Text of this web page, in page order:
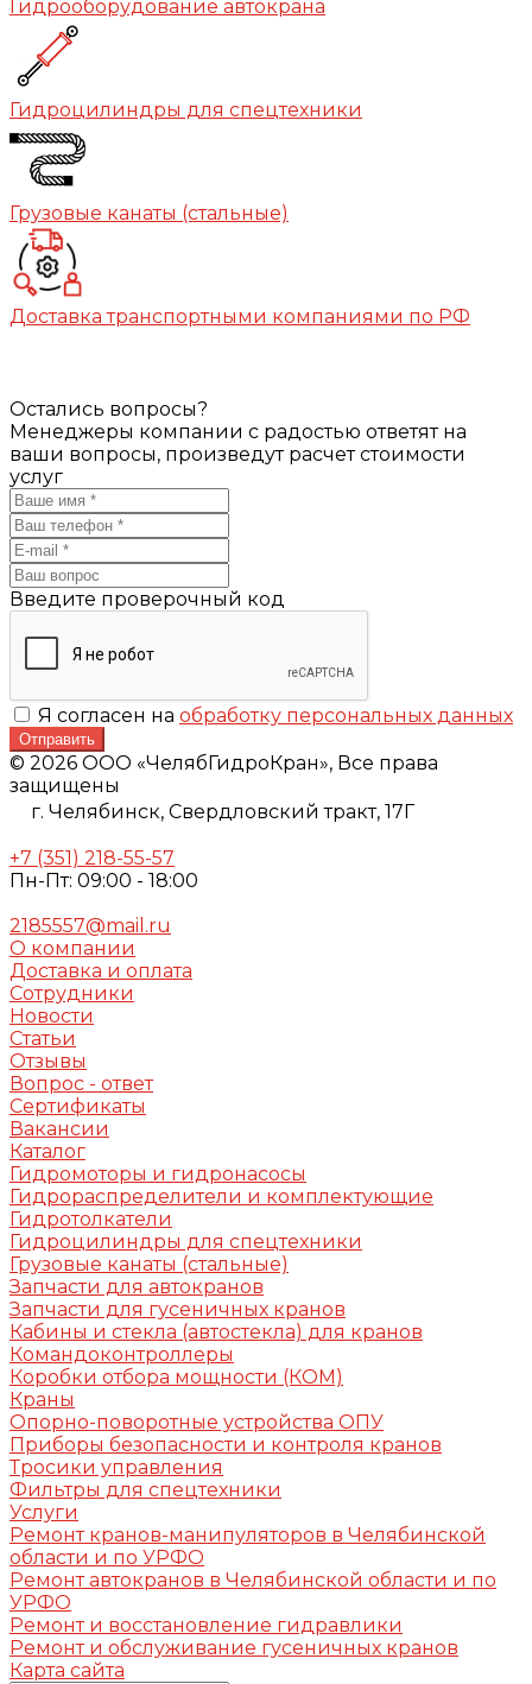
Гидрооборудование автокрана
Гидроцилиндры для спецтехники
Грузовые канаты (стальные)
Доставка транспортными компаниями по РФ
Остались вопросы?
Менеджеры компании с радостью ответят на
ваши вопросы, произведут расчет стоимости
услуг
Введите проверочный код
Я согласен на обработку персональных данных
Отправить
© 2026 ООО «ЧелябГидроКран», Все права
защищены
г. Челябинск, Свердловский тракт, 17Г
+7 (351) 218-55-57
Пн-Пт: 09:00 - 18:00
2185557@mail.ru
О компании
Доставка и оплата
Сотрудники
Новости
Статьи
Отзывы
Вопрос - ответ
Сертификаты
Вакансии
Каталог
Гидромоторы и гидронасосы
Гидрораспределители и комплектующие
Гидротолкатели
Гидроцилиндры для спецтехники
Грузовые канаты (стальные)
Запчасти для автокранов
Запчасти для гусеничных кранов
Кабины и стекла (автостекла) для кранов
Командоконтроллеры
Коробки отбора мощности (КОМ)
Краны
Опорно-поворотные устройства ОПУ
Приборы безопасности и контроля кранов
Тросики управления
Фильтры для спецтехники
Услуги
Ремонт кранов-манипуляторов в Челябинской
области и по УРФО
Ремонт автокранов в Челябинской области и по
УРФО
Ремонт и восстановление гидравлики
Ремонт и обслуживание гусеничных кранов
Карта сайта